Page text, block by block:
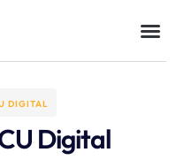
DIGITAL
Digital